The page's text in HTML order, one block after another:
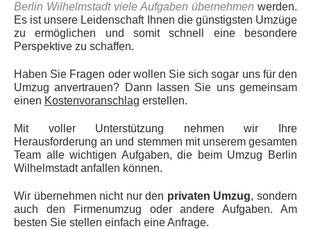
Berlin Wilhelmstadt viele Aufgaben übernehmen werden.
Es ist unsere Leidenschaft Ihnen die günstigsten Umzüge
zu ermöglichen und somit schnell eine besondere
Perspektive zu schaffen.
Haben Sie Fragen oder wollen Sie sich sogar uns für den
Umzug anvertrauen? Dann lassen Sie uns gemeinsam
einen Kostenvoranschlag erstellen.
Mit voller Unterstützung nehmen wir Ihre
Herausforderung an und stemmen mit unserem gesamten
Team alle wichtigen Aufgaben, die beim Umzug Berlin
Wilhelmstadt anfallen können.
Wir übernehmen nicht nur den privaten Umzug, sondern
auch den Firmenumzug oder andere Aufgaben. Am
besten Sie stellen einfach eine Anfrage.